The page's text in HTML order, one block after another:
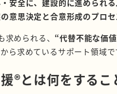
の意思決定と合意形成のプロ
められる、 “代替不能な価
ら求めているサポート領域で
®︎とは何をするこ